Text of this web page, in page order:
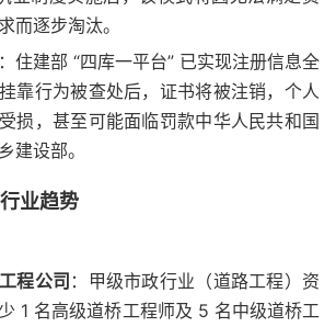
而逐步淘汰。
住建部 “四库一平台” 已实现注册信息全
靠行为被查处后，证书将被注销，个人
损，甚至可能面临罚款中华人民共和国
建设部。
业趋势
程公司 ：甲级市政行业（道路工程）资
1 名高级道桥工程师及 5 名中级道桥工